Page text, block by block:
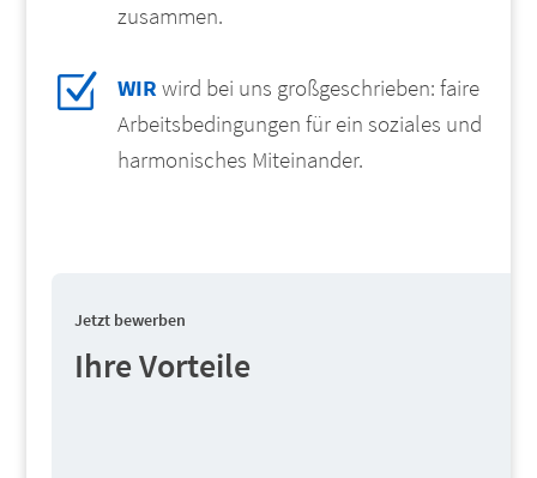
zusammen.
Z WIR wird bei uns großgeschrieben: faire
Arbeitsbedingungen für ein soziales und
harmonisches Miteinander.
Jetzt bewerben
Ihre Vorteile